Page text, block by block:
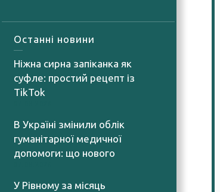
Останні новини
Ніжна сирна запіканка як
суфле: простий рецепт із
TikTok
В Україні змінили облік
гуманітарної медичної
допомоги: що нового
У Рівному за місяць